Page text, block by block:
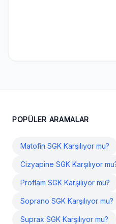
POPÜLER ARAMALAR
Matofin SGK Karşılıyor mu?
Cizyapine SGK Karşılıyor
Proflam SGK Karşılıyor mu?
Soprano SGK Karşılıyor mu?
Suprax SGK Karşılıyor mu?